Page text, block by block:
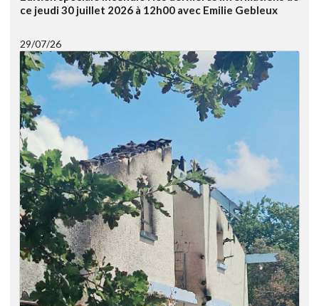
ce jeudi 30 juillet 2026 à 12h00 avec Emilie Gebleux
29/07/26